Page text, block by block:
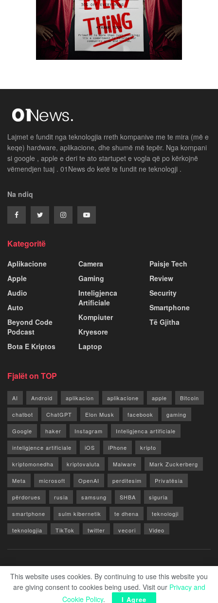
Lajmet e fundit nga teknologjia rreth kompanive me te mira (më e
keqe) hardware, aplikacione, dhe shumë më tepër. Nga kompani
si google , apple e deri te ato startupet e vogla që po kërkojnë
vëmendjen tuaj . 01News do ketë te fundit ne teknologji .
Na ndiq
Kategoritë
Aplikacione
Apple
Audio
Auto
Beyond Code
Podcast
Bota E Kriptos
Camera
Gaming
Inteligjenca
Artificiale
Kompiuter
Kryesore
Laptop
Paisje Tech
Review
Security
Smartphone
Të Gjitha
Fjalët on TOP
AI Android aplikacion aplikacione apple Bitcoin
chatbot ChatGPT Elon Musk facebook gaming
Google haker Instagram Inteligjenca artificiale
inteligjence artificiale iOS iPhone kripto
kriptomonedha kriptovaluta Malware Mark Zuckerberg
Meta microsoft OpenAI perditesim Privatësia
përdorues rusia samsung SHBA siguria
smartphone sulm kibernetik te dhena teknologji
teknologjia TikTok twitter vecori Video
© 2026 Zero1.al - Part of techzero1.com
This website uses cookies. By continuing to use this website you
are giving consent to cookies being used. Visit our Privacy and
Cookie Policy. I Agree